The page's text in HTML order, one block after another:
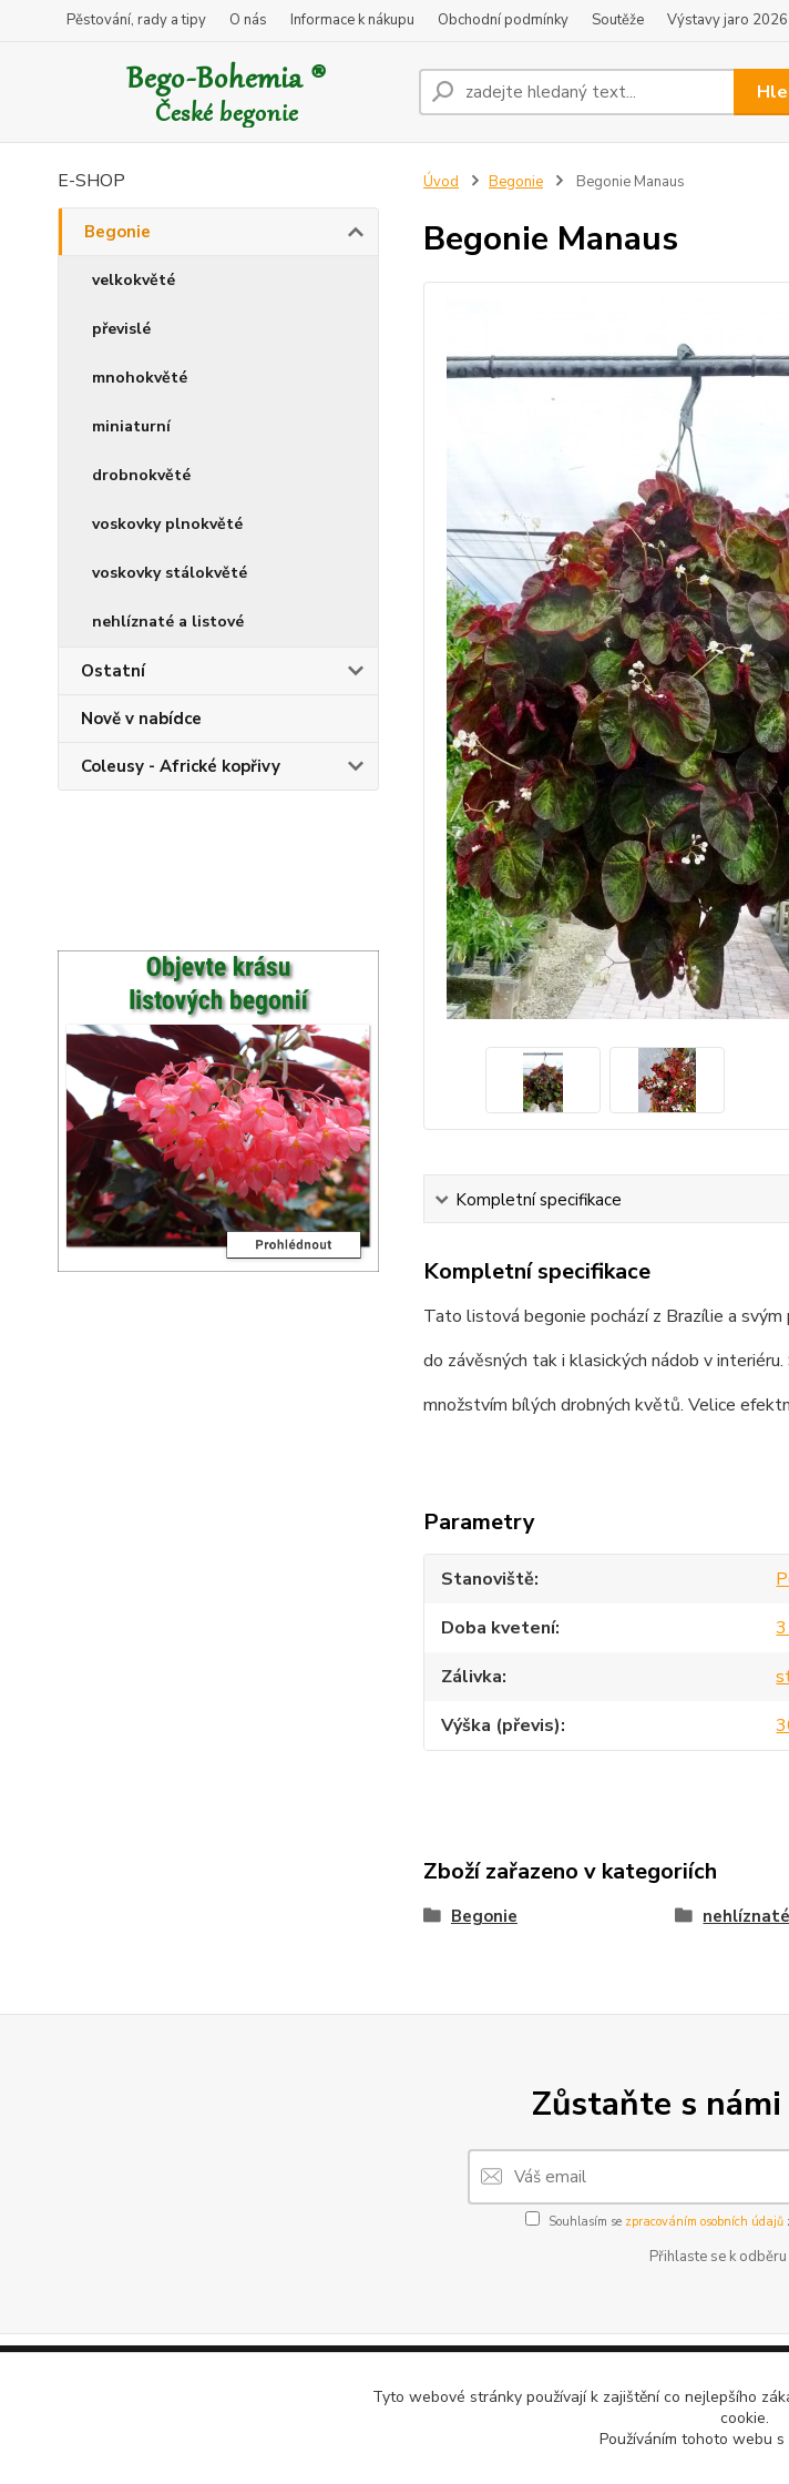
Pěstování, rady a tipy O nás Informace k nákupu Obchodní podmínky Soutěže Výstavy jaro 2026
E-SHOP
Begonie
velkokvěté
převislé
mnohokvěté
miniaturní
drobnokvěté
voskovky plnokvěté
voskovky stálokvěté
nehlíznaté a listové
Ostatní
Nově v nabídce
Coleusy - Africké kopřivy
Úvod Begonie Begonie Manaus
Begonie Manaus
Kompletní specifikace
Kompletní specifikace
Tato listová begonie pochází z Brazílie a
do závěsných tak i klasických nádob v
množstvím bílých drobných květů. Velice
Parametry
Stanoviště
Doba kvetení
Zálivka
Výška (převis)
Zboží zařazeno v kategoriích
Begonie
Zůstaňte s
Souhlasím se zpracováním osobních údajů
Přihlaste se k
Tyto webové stránky používají k zajištění co nejlepšího
cookie.
Používáním tohoto webu